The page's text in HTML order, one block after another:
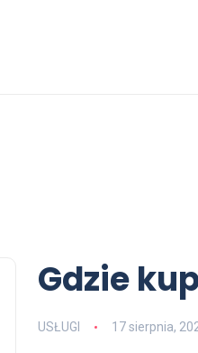
Gdzie
USŁUGI 17 sierpnia,